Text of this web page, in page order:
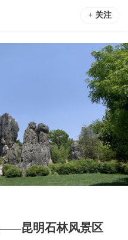
+ 关注
昆明石林风景区